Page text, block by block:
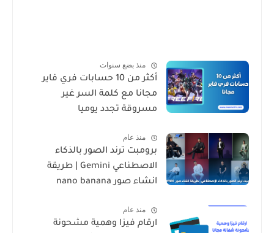
منذ بضع سنوات
أكثر من 10 حسابات فري فاير
مجانا مع كلمة السر غير
مسروقة تجدد يوميا
منذ عام
برومبت ترند الصور بالذكاء
الاصطناعي Gemini | طريقة
انشاء صور nano banana
منذ عام
ارقام فيزا وهمية مشحونة